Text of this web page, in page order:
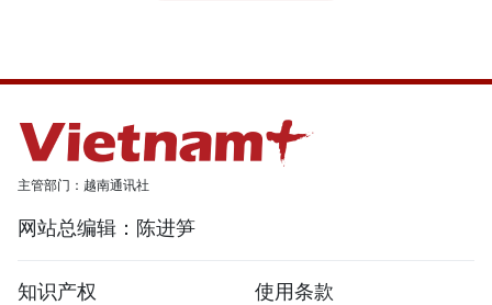
主管部门：越南通讯社
网站总编辑：陈进笋
知识产权
使用条款